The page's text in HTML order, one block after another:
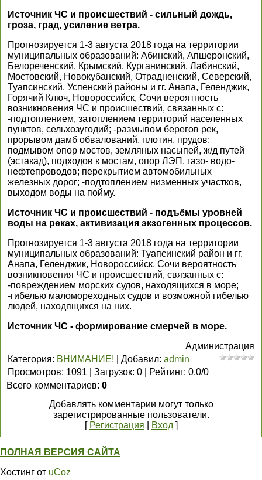
Источник ЧС и происшествий - сильный дождь,
гроза, град, усиление ветра.
Прогнозируется 1-3 августа 2018 года на территории
муниципальных образований: Абинский, Апшеронский,
Белореченский, Крымский, Курганинский, Лабинский,
Мостовский, Новокубанский, Отрадненский, Северский,
Туапсинский, Успенский районы и гг. Анапа, Геленджик,
Горячий Ключ, Новороссийск, Сочи вероятность
возникновения ЧС и происшествий, связанных с:
-подтоплением, затоплением территорий населенных
пунктов, сельхозугодий; -размывом берегов рек,
прорывом дамб обвалований, плотин, прудов;
подмывом опор мостов, земляных насыпей, ж/д путей
(эстакад), подходов к мостам, опор ЛЭП, газо- водо-
нефтепроводов; перекрытием автомобильных
железных дорог; -подтоплением низменных участков,
выходом воды на пойму.
Источник ЧС и происшествий - подъёмы уровней
воды на реках, активизация экзогенных процессов.
Прогнозируется 1-3 августа 2018 года на территории
муниципальных образований: Туапсинский район и гг.
Анапа, Геленджик, Новороссийск, Сочи вероятность
возникновения ЧС и происшествий, связанных с:
-повреждением морских судов, находящихся в море;
-гибелью маломореходных судов и возможной гибелью
людей, находящихся на них.
Источник ЧС - формирование смерчей в море.
Администрация
Категория: ВНИМАНИЕ! Добавил: admin
Просмотров: 1091 Загрузок: 0 Рейтинг: 0.0/0
Всего комментариев: 0
Добавлять комментарии могут только
зарегистрированные пользователи.
[ Регистрация Вход ]
ПОЛНАЯ ВЕРСИЯ САЙТА
Хостинг от uCoz